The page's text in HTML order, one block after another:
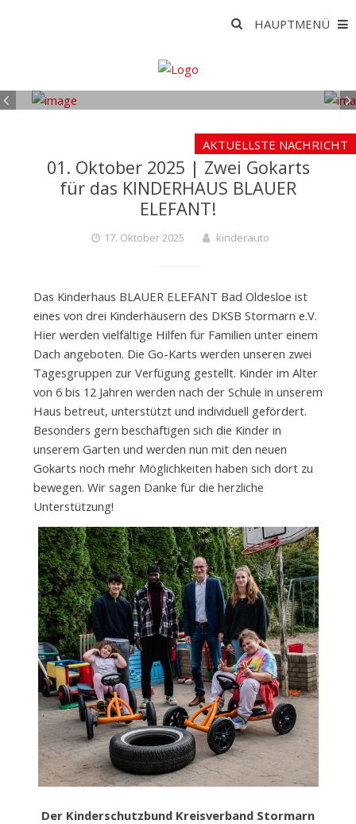
HAUPTMENÜ
Suche
K
Wie werden Sie Mitglied?
01. Oktober 2025 | Zwei Gokarts
für das KINDERHAUS BLAUER
ELEFANT!
17. Oktober 2025 kinderauto
AKTUELLSTE NACHRICHT
Das Kinderhaus BLAUER ELEFANT Bad Oldesloe ist
eines von drei Kinderhäusern des DKSB Stormarn e.V.
Hier werden vielfältige Hilfen für Familien unter einem
Dach angeboten. Die Go-Karts werden unseren zwei
Tagesgruppen zur Verfügung gestellt. Kinder im Alter
von 6 bis 12 Jahren werden nach der Schule in unserem
Haus betreut, unterstützt und individuell gefördert.
Besonders gern beschäftigen sich die Kinder in
unserem Garten und werden nun mit den neuen
Gokarts noch mehr Möglichkeiten haben sich dort zu
bewegen. Wir sagen Danke für die herzliche
Unterstützung!
Der Kinderschutzbund Kreisverband Stormarn